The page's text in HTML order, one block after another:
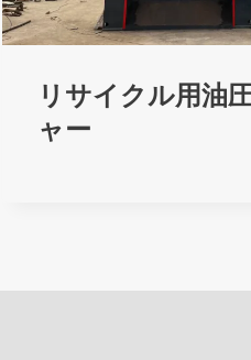
リサイクル用油
ャー